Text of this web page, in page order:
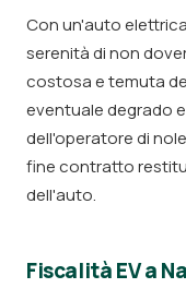
Con un'auto
serenità di non
costosa e temuta
eventuale degrado
dell'operatore di
fine contratto
dell'auto.
Fiscalità EV a